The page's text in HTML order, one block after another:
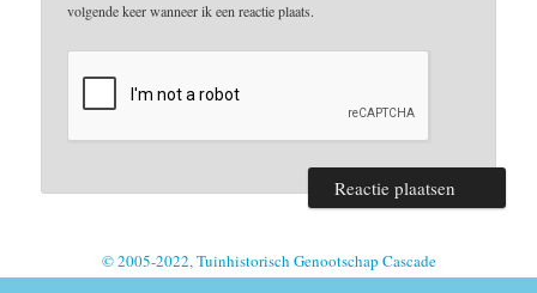
volgende keer wanneer ik een reactie plaats.
© 2005-2022, Tuinhistorisch Genootschap Cascade